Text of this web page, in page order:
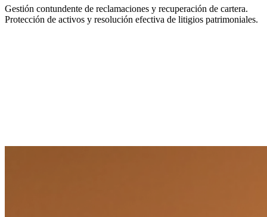
Gestión contundente de reclamaciones y recuperación de cartera.
Protección de activos y resolución efectiva de litigios patrimoniales.